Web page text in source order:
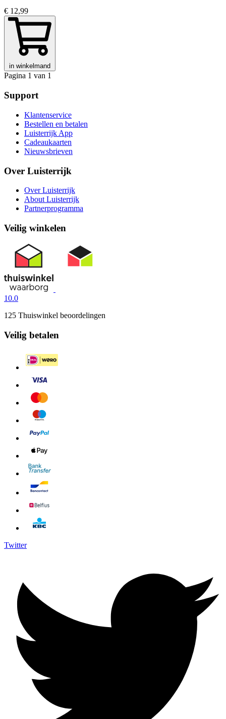
€ 12,99
in winkelmand
Pagina 1 van 1
Support
Klantenservice
Bestellen en betalen
Luisterrijk App
Cadeaukaarten
Nieuwsbrieven
Over Luisterrijk
Over Luisterrijk
About Luisterrijk
Partnerprogramma
Veilig winkelen
10.0
125 Thuiswinkel beoordelingen
Veilig betalen
Twitter